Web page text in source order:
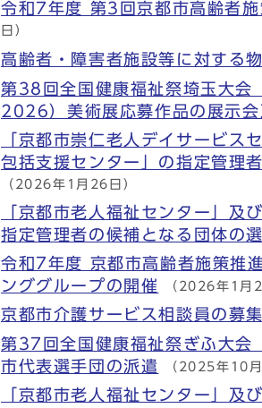
令和7年度 第3回京都市高齢者施
日）
高齢者・障害者施設等に対する
第38回全国健康福祉祭埼玉大会
2026）美術展応募作品の展示会
「京都市崇仁老人デイサービス
包括支援センター」の指定管理
（2026年1月26日）
「京都市老人福祉センター」及
指定管理者の候補となる団体の
令和7年度 京都市高齢者施策推
ンググループの開催 （2026年1月
京都市介護サービス相談員の募集
第37回全国健康福祉祭ぎふ大
市代表選手団の派遣 （2025年10
「京都市老人福祉センター」及